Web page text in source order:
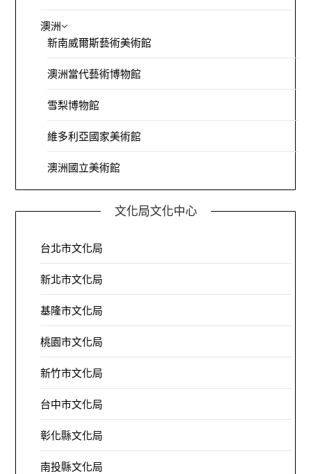
澳洲
新南威爾斯藝術美術館
澳洲當代藝術博物館
雪梨博物館
維多利亞國家美術館
澳洲國立美術館
文化局文化中心
台北市文化局
新北市文化局
基隆市文化局
桃園市文化局
新竹市文化局
台中市文化局
彰化縣文化局
南投縣文化局